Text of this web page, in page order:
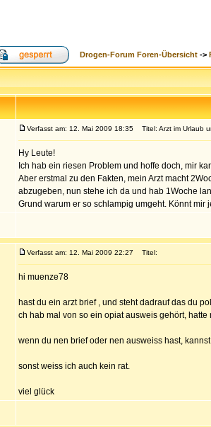
Drogen-Forum Foren-Übersicht ->
Verfasst am: 12. Mai 2009 18:35 Titel: Arzt im Urlaub
Hy Leute!
Ich hab ein riesen Problem und hoffe doch, mir
Aber erstmal zu den Fakten, mein Arzt macht
abzugeben, nun stehe ich da und hab 1Woche
Grund warum er so schlampig umgeht. Könnt
Verfasst am: 12. Mai 2009 22:27 Titel:
hi muenze78
hast du ein arzt brief , und steht dadrauf das du
ch hab mal von so ein opiat ausweis gehört,
wenn du nen brief oder nen ausweiss hast,
sonst weiss ich auch kein rat.
viel glück